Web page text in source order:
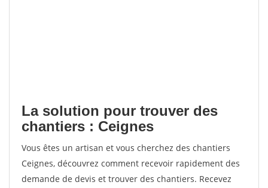
La solution pour trouver des
chantiers : Ceignes
Vous êtes un artisan et vous cherchez des chantiers
Ceignes, découvrez comment recevoir rapidement des
demande de devis et trouver des chantiers. Recevez